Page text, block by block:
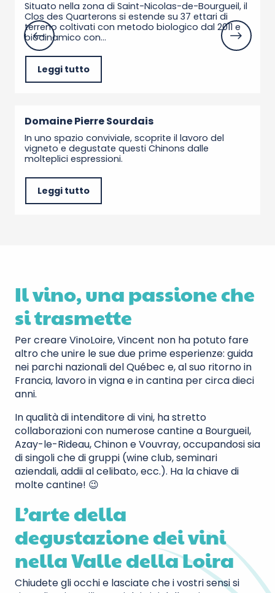
Situato nella zona di Saint-Nicolas-de-Bourgueil, il
Clos des Quarterons si estende su 37 ettari di
terreno coltivati con metodo biologico dal 2011 e
biodinamico con...
Leggi tutto
Domaine Pierre Sourdais
In uno spazio conviviale, scoprite il lavoro del
vigneto e degustate questi Chinons dalle
molteplici espressioni.
Leggi tutto
Il vino, una passione che
si trasmette
Per creare VinoLoire, Vincent non ha potuto fare
altro che unire le sue due prime esperienze: guida
nei parchi nazionali del Québec e, al suo ritorno in
Francia, lavoro in vigna e in cantina per circa dieci
anni.
In qualità di intenditore di vini, ha stretto
collaborazioni con numerose cantine a Bourgueil,
Azay-le-Rideau, Chinon e Vouvray, occupandosi sia
di singoli che di gruppi (wine club, seminari
aziendali, addii al celibato, ecc.). Ha la chiave di
molte cantine! 😉
L’arte della
degustazione dei vini
nella Valle della Loira
Chiudete gli occhi e lasciate che i vostri sensi si